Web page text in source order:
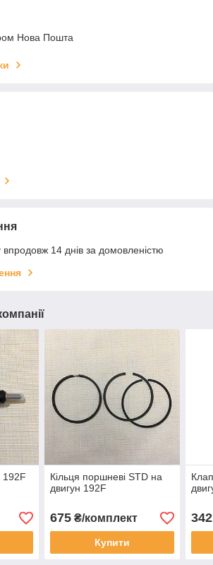
Нова Пошта
14 днів за домовленістю
192F
Кільця поршневі STD на
двигун 192F
675₴/комплект
Купити
342